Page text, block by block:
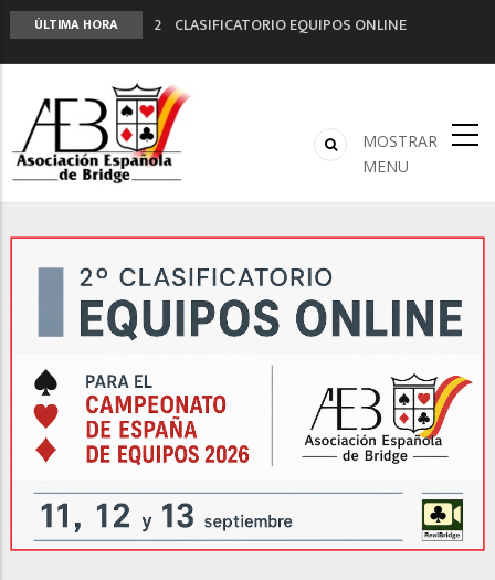
ÚLTIMA HORA
2º CLASIFICATORIO EQUIPOS ONLINE
ANUNCIATE EN NUESTRA REVISTA
NUEVA PROGRAMACIÓN TORNEOS FUNBRIDGE
LIGA 11ª
MOSTRAR
MENU